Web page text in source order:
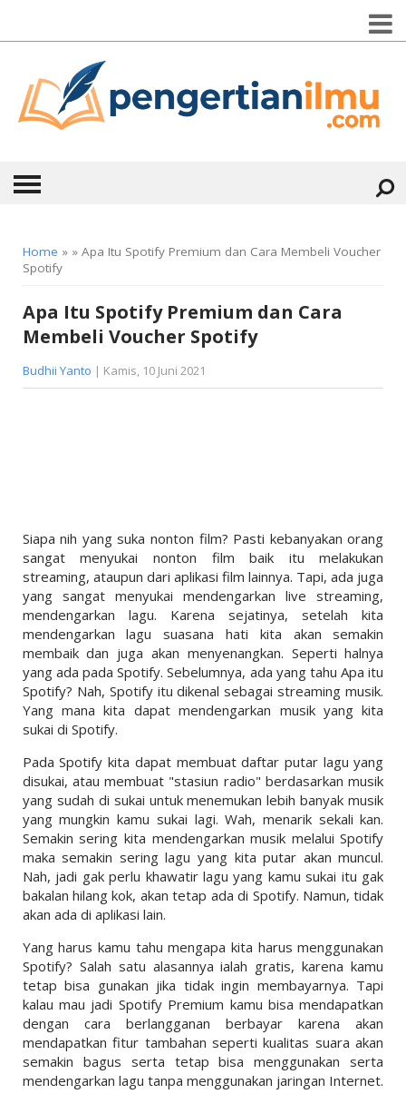
ABOUT
KONTAK
CATEGORIES ▼
EKONOMI
OLAHRAGA
SOSIAL
ISLAM
Home » » Apa Itu Spotify Premium dan Cara Membeli Voucher
Spotify
Apa Itu Spotify Premium dan Cara
Membeli Voucher Spotify
Budhii Yanto | Kamis, 10 Juni 2021
Siapa nih yang suka nonton film? Pasti kebanyakan orang
sangat menyukai nonton film baik itu melakukan
streaming, ataupun dari aplikasi film lainnya. Tapi, ada juga
yang sangat menyukai mendengarkan live streaming,
mendengarkan lagu. Karena sejatinya, setelah kita
mendengarkan lagu suasana hati kita akan semakin
membaik dan juga akan menyenangkan. Seperti halnya
yang ada pada Spotify. Sebelumnya, ada yang tahu Apa itu
Spotify? Nah, Spotify itu dikenal sebagai streaming musik.
Yang mana kita dapat mendengarkan musik yang kita
sukai di Spotify.
Pada Spotify kita dapat membuat daftar putar lagu yang
disukai, atau membuat "stasiun radio" berdasarkan musik
yang sudah di sukai untuk menemukan lebih banyak musik
yang mungkin kamu sukai lagi. Wah, menarik sekali kan.
Semakin sering kita mendengarkan musik melalui Spotify
maka semakin sering lagu yang kita putar akan muncul.
Nah, jadi gak perlu khawatir lagu yang kamu sukai itu gak
bakalan hilang kok, akan tetap ada di Spotify. Namun, tidak
akan ada di aplikasi lain.
Yang harus kamu tahu mengapa kita harus menggunakan
Spotify? Salah satu alasannya ialah gratis, karena kamu
tetap bisa gunakan jika tidak ingin membayarnya. Tapi
kalau mau jadi Spotify Premium kamu bisa mendapatkan
dengan cara berlangganan berbayar karena akan
mendapatkan fitur tambahan seperti kualitas suara akan
semakin bagus serta tetap bisa menggunakan serta
mendengarkan lagu tanpa menggunakan jaringan Internet.